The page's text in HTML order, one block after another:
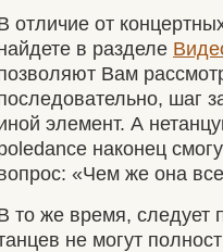
отличие от
в разделе
Вам
шаг
элемент. А
наконец
«Чем же она
то же время, следует
не могут